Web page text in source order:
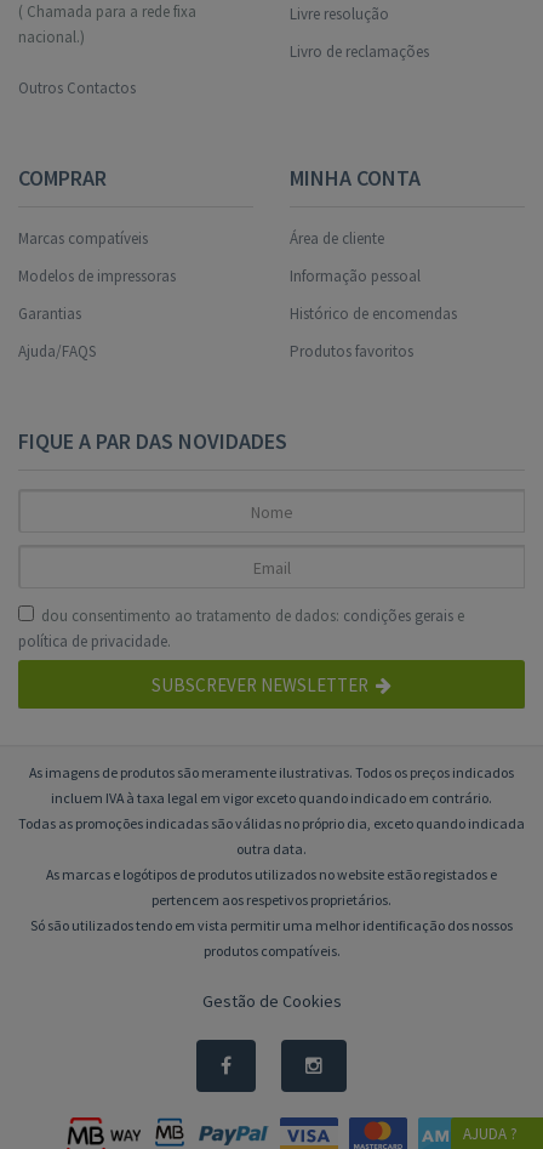
( Chamada para a rede fixa
nacional.)
Outros Contactos
Livre resolução
Livro de reclamações
COMPRAR
Marcas compatíveis
Modelos de impressoras
Garantias
Ajuda/FAQS
MINHA CONTA
Área de cliente
Informação pessoal
Histórico de encomendas
Produtos favoritos
FIQUE A PAR DAS NOVIDADES
dou consentimento ao tratamento de dados: condições gerais e
política de privacidade.
SUBSCREVER NEWSLETTER
As imagens de produtos são meramente ilustrativas. Todos os preços indicados
incluem IVA à taxa legal em vigor exceto quando indicado em contrário.
Todas as promoções indicadas são válidas no próprio dia, exceto quando indicada
outra data.
As marcas e logótipos de produtos utilizados no website estão registados e
pertencem aos respetivos proprietários.
Só são utilizados tendo em vista permitir uma melhor identificação dos nossos
produtos compatíveis.
Gestão de Cookies
AJUDA ?